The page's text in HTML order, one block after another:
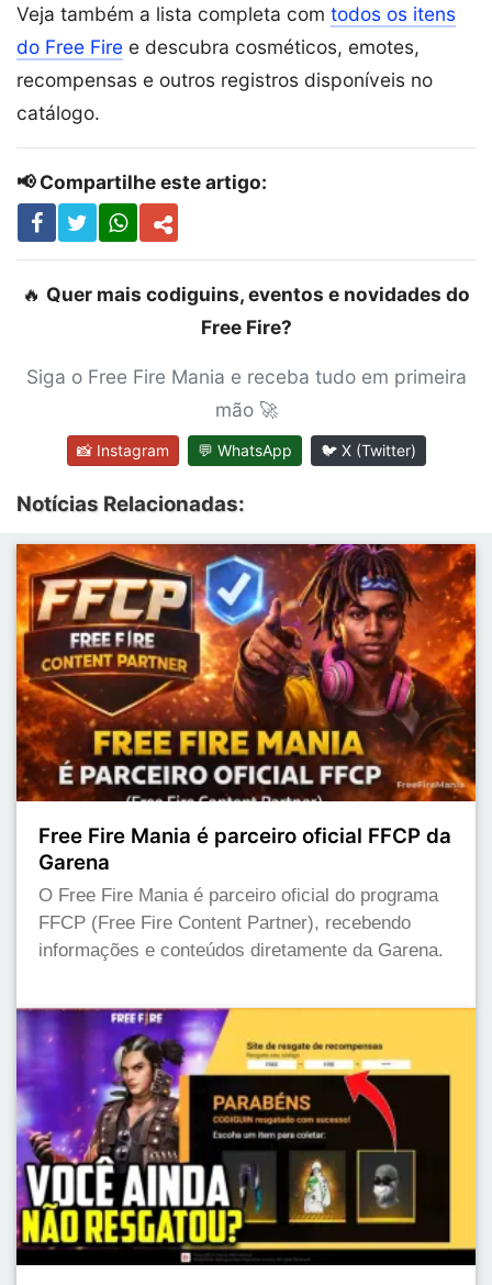
Veja também a lista completa com todos os itens
do Free Fire e descubra cosméticos, emotes,
recompensas e outros registros disponíveis no
catálogo.
📢 Compartilhe este artigo:
🔥 Quer mais codiguins, eventos e novidades do
Free Fire?
Siga o Free Fire Mania e receba tudo em primeira
mão 🚀
📸 Instagram 💬 WhatsApp 🐦 X (Twitter)
Notícias Relacionadas:
Free Fire Mania é parceiro oficial FFCP da
Garena
O Free Fire Mania é parceiro oficial do programa
FFCP (Free Fire Content Partner), recebendo
informações e conteúdos diretamente da Garena.